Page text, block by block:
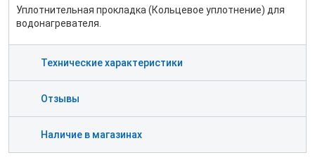
Уплотнительная прокладка (Кольцевое уплотнение) для
водонагревателя.
Технические характеристики
Отзывы
Наличие в магазинах